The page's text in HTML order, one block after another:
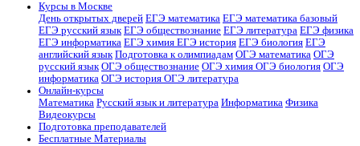
Курсы в Москве
День открытых дверей ЕГЭ математика ЕГЭ математика базовый
ЕГЭ русский язык ЕГЭ обществознание ЕГЭ литература ЕГЭ физика
ЕГЭ информатика ЕГЭ химия ЕГЭ история ЕГЭ биология ЕГЭ
английский язык Подготовка к олимпиадам ОГЭ математика ОГЭ
русский язык ОГЭ обществознание ОГЭ химия ОГЭ биология ОГЭ
информатика ОГЭ история ОГЭ литература
Онлайн-курсы
Математика Русский язык и литература Информатика Физика
Видеокурсы
Подготовка преподавателей
Бесплатные Материалы